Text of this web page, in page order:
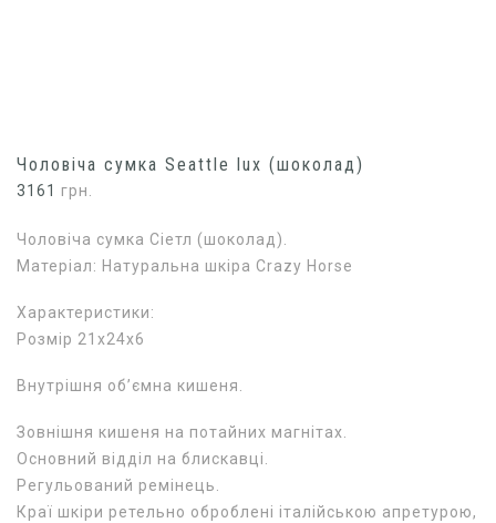
Чоловіча сумка Seattle lux (шоколад)
3161 грн.
Чоловіча сумка Сіетл (шоколад).
Матеріал: Натуральна шкіра Crazy Horse
Характеристики:
Розмір 21х24х6
Внутрішня об’ємна кишеня.
Зовнішня кишеня на потайних магнітах.
Основний відділ на блискавці.
Регульований ремінець.
Краї шкіри ретельно оброблені італійською апретурою,